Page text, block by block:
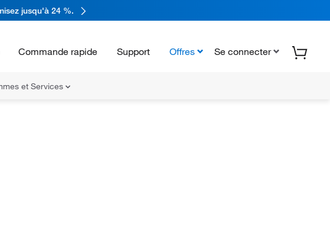
jusqu'à 24 %.
Commande rapide Support Offres Se connecter
et Services